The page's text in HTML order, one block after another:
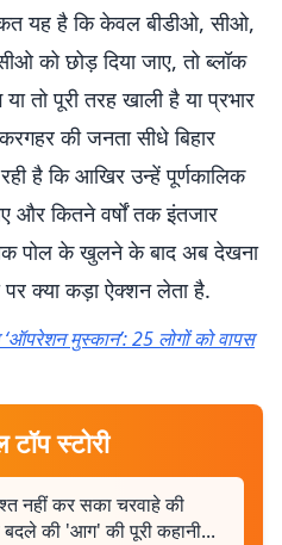
यह है कि केवल बीडीओ, सीओ,
को छोड़ दिया जाए, तो ब्लॉक
तो पूरी तरह खाली है या प्रभार
की जनता सीधे बिहार
है कि आखिर उन्हें पूर्णकालिक
और कितने वर्षों तक इंतजार
पोल के खुलने के बाद अब देखना
पर क्या कड़ा ऐक्शन लेता है.
मुस्कान’: 25 लोगों को वापस
स्टोरी
नहीं कर सका चरवाहे की
बदले की 'आग' की पूरी कहानी...